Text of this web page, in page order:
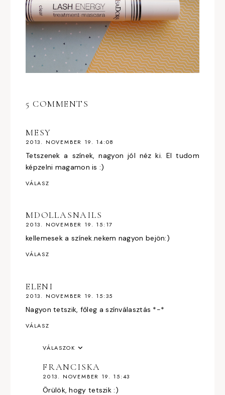
5 COMMENTS
MESY
2013. NOVEMBER 19. 14:08
Tetszenek a színek, nagyon jól néz ki. El tudom
képzelni magamon is :)
VÁLASZ
MDOLLASNAILS
2013. NOVEMBER 19. 15:17
kellemesek a színek.nekem nagyon bejön:)
VÁLASZ
ELENI
2013. NOVEMBER 19. 15:35
Nagyon tetszik, főleg a színválasztás *-*
VÁLASZ
VÁLASZOK
FRANCISKA
2013. NOVEMBER 19. 15:43
Örülök, hogy tetszik :)